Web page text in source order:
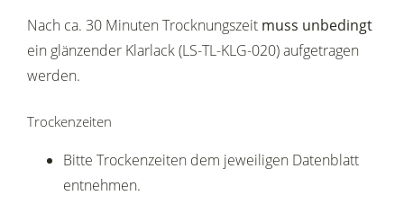
Nach ca. 30 Minuten Trocknungszeit muss unbedingt
ein glänzender Klarlack (LS-TL-KLG-020) aufgetragen
werden.
Trockenzeiten
Bitte Trockenzeiten dem jeweiligen Datenblatt
entnehmen.